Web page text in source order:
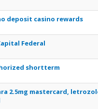
deposit casino rewards
Federal
shortterm
2.5mg mastercard,